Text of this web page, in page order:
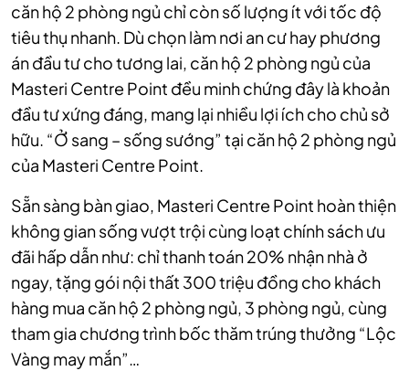
căn hộ 2 phòng ngủ chỉ còn số lượng ít với tốc độ
tiêu thụ nhanh. Dù chọn làm nơi an cư hay phương
án đầu tư cho tương lai, căn hộ 2 phòng ngủ của
Masteri Centre Point đều minh chứng đây là khoản
đầu tư xứng đáng, mang lại nhiều lợi ích cho chủ sở
hữu. “Ở sang – sống sướng” tại căn hộ 2 phòng ngủ
của Masteri Centre Point.
Sẵn sàng bàn giao, Masteri Centre Point hoàn thiện
không gian sống vượt trội cùng loạt chính sách ưu
đãi hấp dẫn như: chỉ thanh toán 20% nhận nhà ở
ngay, tặng gói nội thất 300 triệu đồng cho khách
hàng mua căn hộ 2 phòng ngủ, 3 phòng ngủ, cùng
tham gia chương trình bốc thăm trúng thưởng “Lộc
Vàng may mắn”…